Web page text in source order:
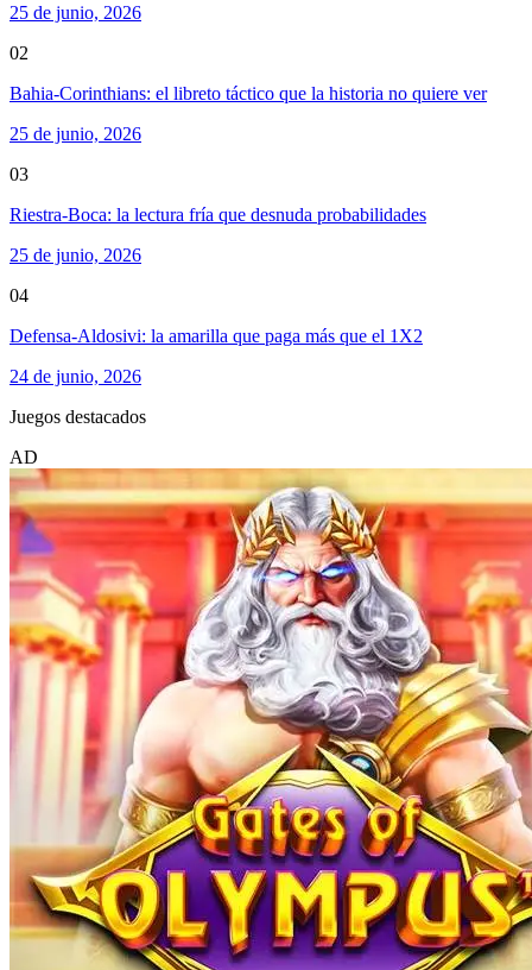
25 de junio, 2026
02
Bahia-Corinthians: el libreto táctico que la historia no quiere ver
25 de junio, 2026
03
Riestra-Boca: la lectura fría que desnuda probabilidades
25 de junio, 2026
04
Defensa-Aldosivi: la amarilla que paga más que el 1X2
24 de junio, 2026
Juegos destacados
AD